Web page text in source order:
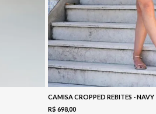
CAMISA CROPPED REBITES - NAVY
R$ 698,00